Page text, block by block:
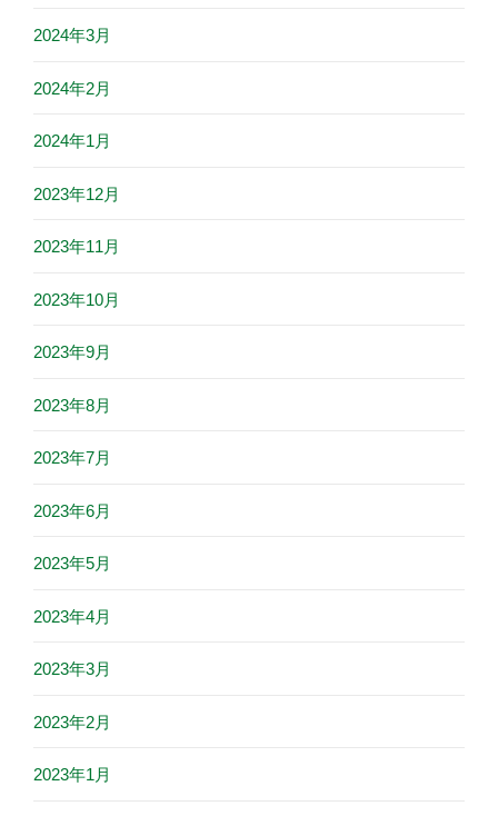
2024年3月
2024年2月
2024年1月
2023年12月
2023年11月
2023年10月
2023年9月
2023年8月
2023年7月
2023年6月
2023年5月
2023年4月
2023年3月
2023年2月
2023年1月